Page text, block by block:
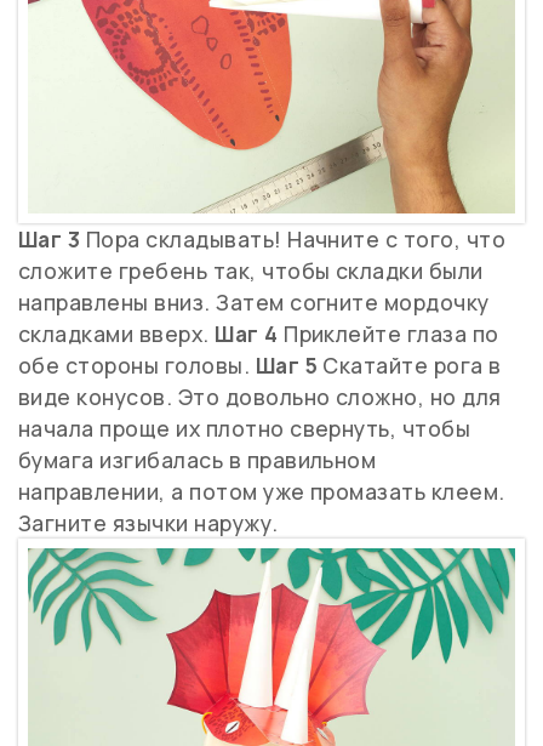
Шаг 3 Пора складывать! Начните с того, что
сложите гребень так, чтобы складки были
направлены вниз. Затем согните мордочку
складками вверх. Шаг 4 Приклейте глаза по
обе стороны головы. Шаг 5 Скатайте рога в
виде конусов. Это довольно сложно, но для
начала проще их плотно свернуть, чтобы
бумага изгибалась в правильном
направлении, а потом уже промазать клеем.
Загните язычки наружу.